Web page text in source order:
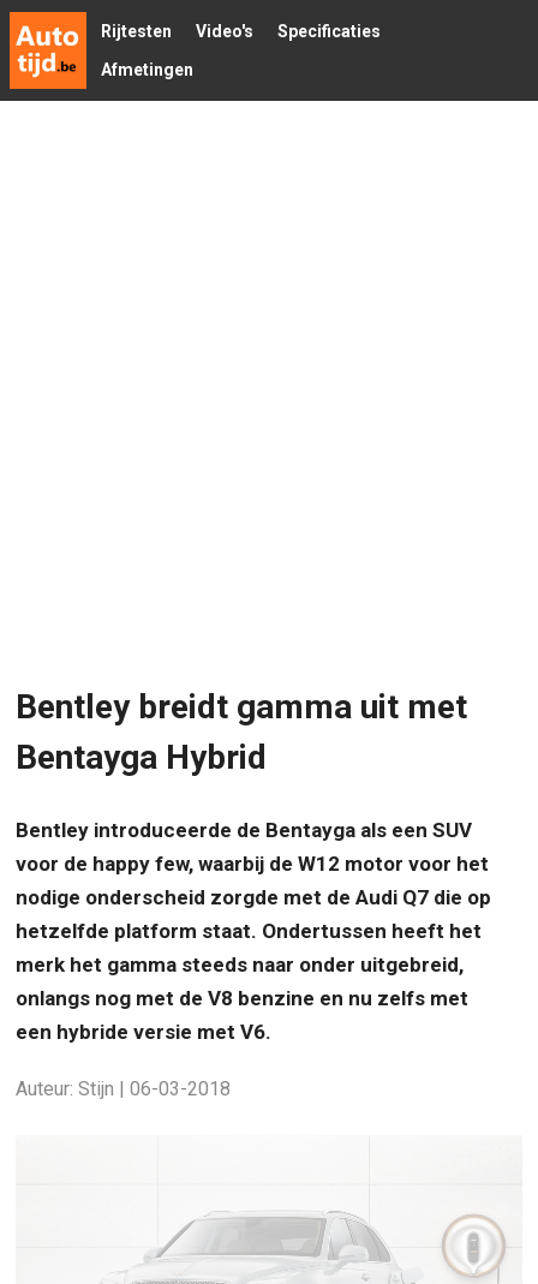
Rijtesten Video's
Specificaties
Afmetingen
Bentley breidt gamma uit met
Bentayga Hybrid
Bentley introduceerde de Bentayga als een SUV
voor de happy few, waarbij de W12 motor voor het
nodige onderscheid zorgde met de Audi Q7 die op
hetzelfde platform staat. Ondertussen heeft het
merk het gamma steeds naar onder uitgebreid,
onlangs nog met de V8 benzine en nu zelfs met
een hybride versie met V6.
Auteur: Stijn | 06-03-2018